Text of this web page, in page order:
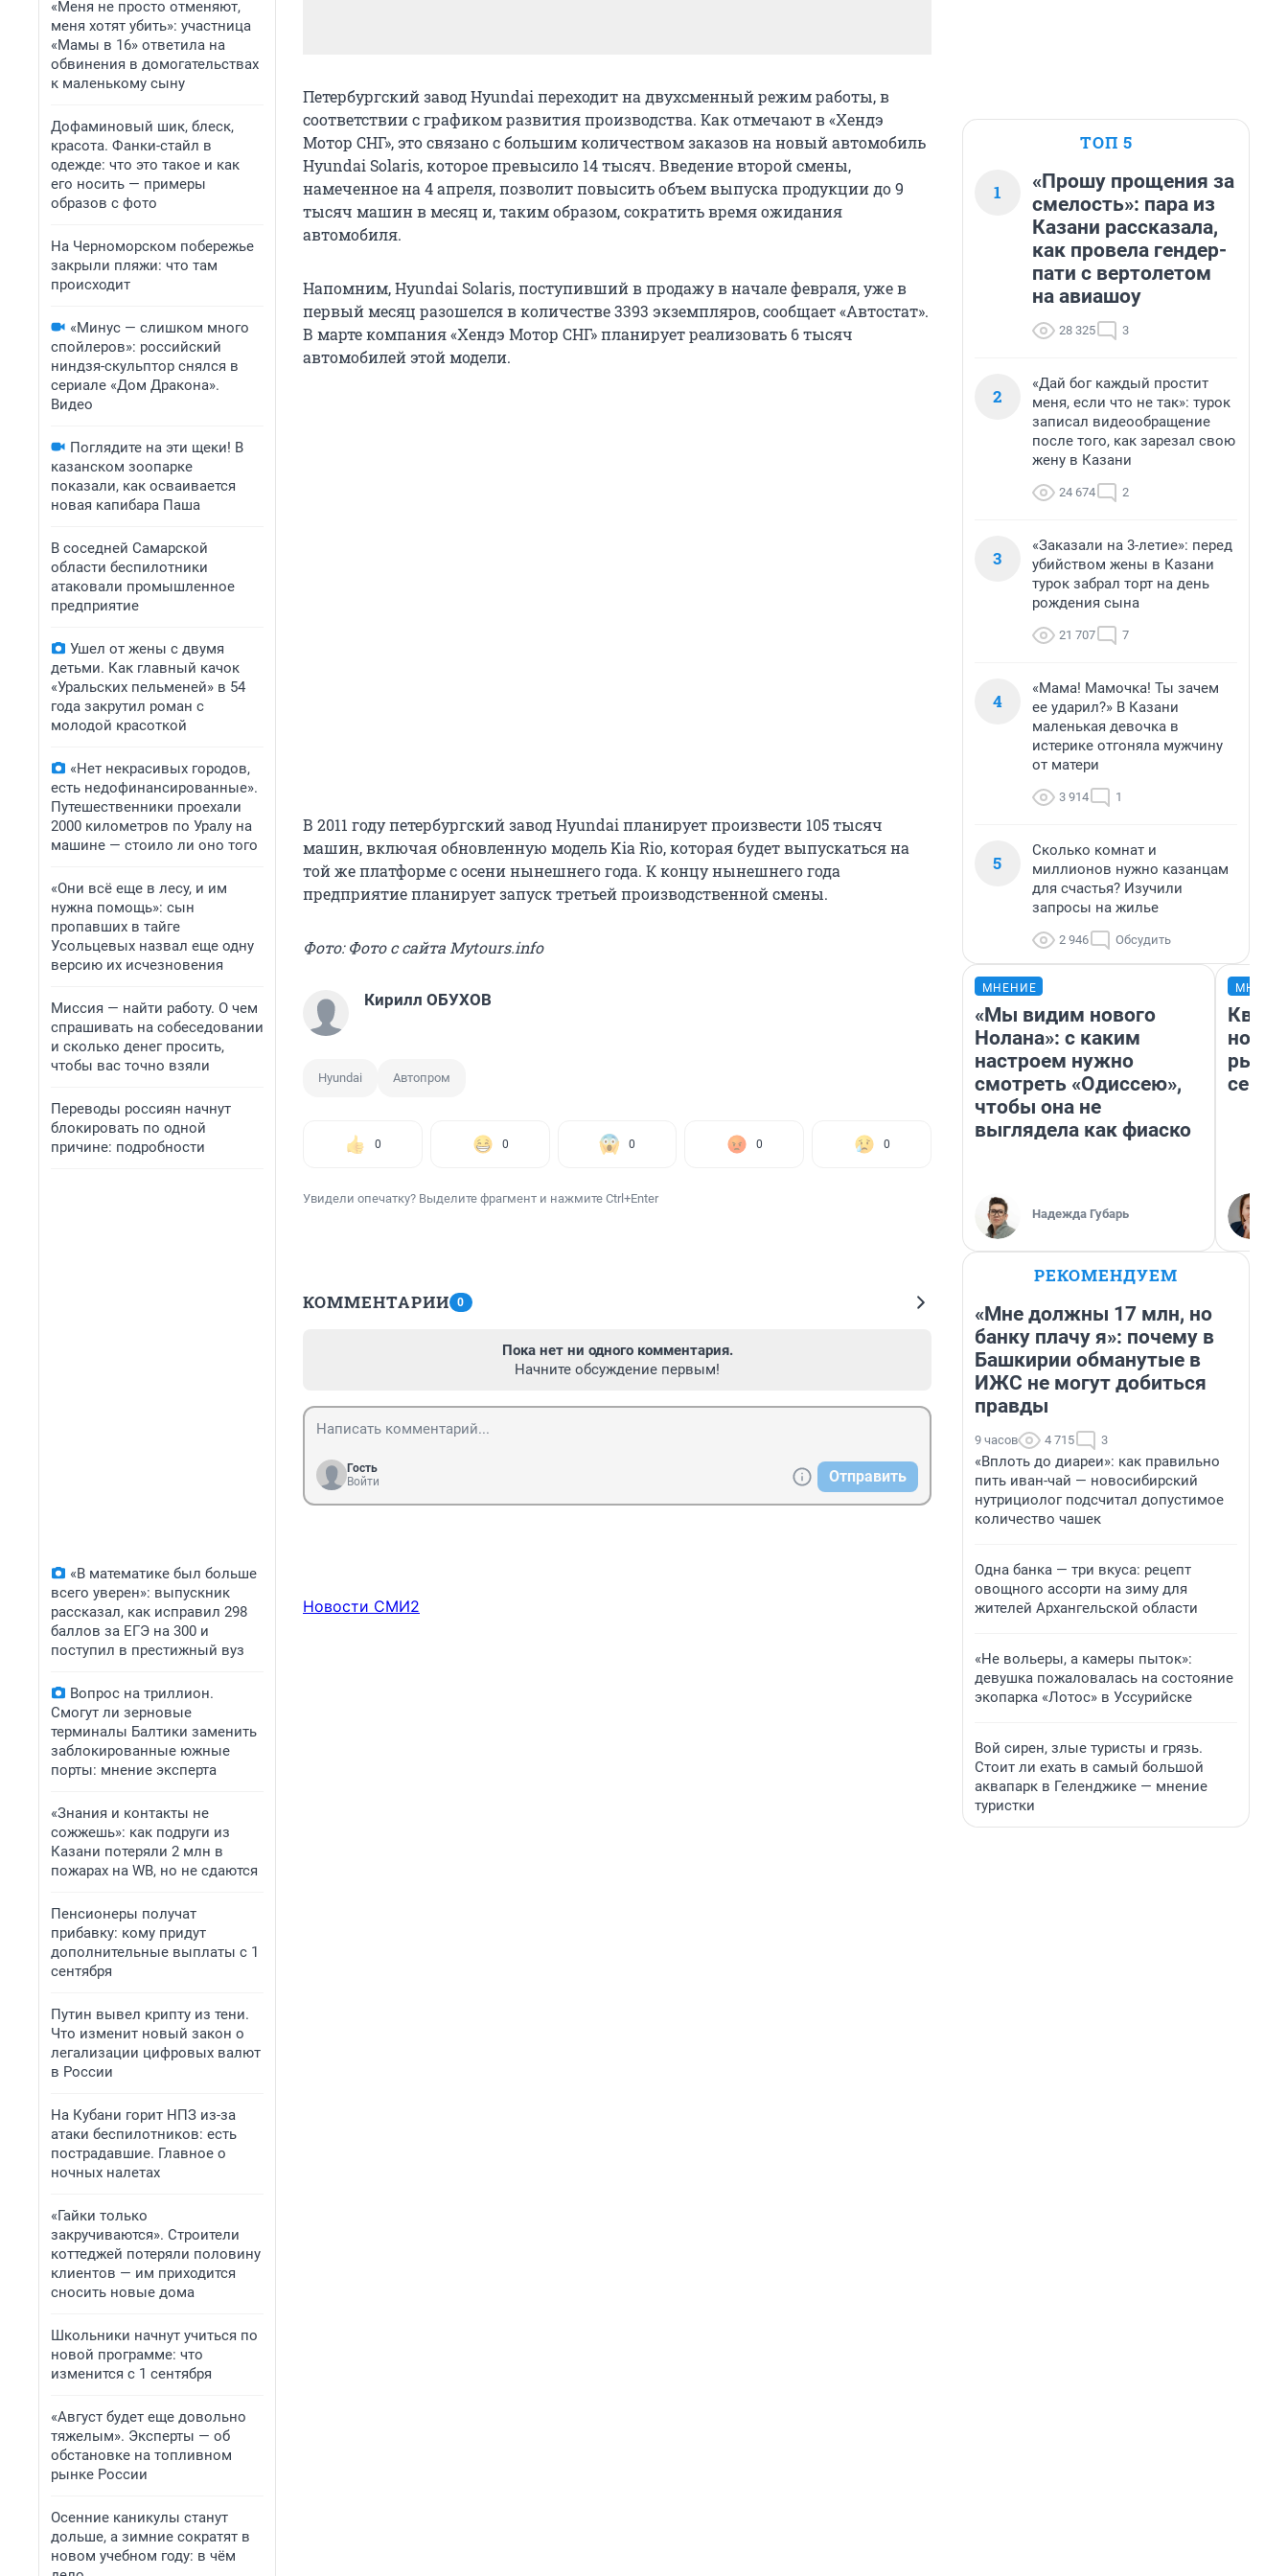
«Меня не просто отменяют,
меня хотят убить»: участница
«Мамы в 16» ответила на
обвинения в домогательствах
к маленькому сыну
Дофаминовый шик, блеск,
красота. Фанки-стайл в
одежде: что это такое и как
его носить — примеры
образов с фото
На Черноморском побережье
закрыли пляжи: что там
происходит
«Минус — слишком много
спойлеров»: российский
ниндзя-скульптор снялся в
сериале «Дом Дракона».
Видео
Поглядите на эти щеки! В
казанском зоопарке
показали, как осваивается
новая капибара Паша
В соседней Самарской
области беспилотники
атаковали промышленное
предприятие
Ушел от жены с двумя
детьми. Как главный качок
«Уральских пельменей» в 54
года закрутил роман с
молодой красоткой
«Нет некрасивых городов,
есть недофинансированные».
Путешественники проехали
2000 километров по Уралу на
машине — стоило ли оно того
«Они всё еще в лесу, и им
нужна помощь»: сын
пропавших в тайге
Усольцевых назвал еще одну
версию их исчезновения
Миссия — найти работу. О чем
спрашивать на собеседовании
и сколько денег просить,
чтобы вас точно взяли
Переводы россиян начнут
блокировать по одной
причине: подробности
«В математике был больше
всего уверен»: выпускник
рассказал, как исправил 298
баллов за ЕГЭ на 300 и
поступил в престижный вуз
Вопрос на триллион.
Смогут ли зерновые
терминалы Балтики заменить
заблокированные южные
порты: мнение эксперта
«Знания и контакты не
сожжешь»: как подруги из
Казани потеряли 2 млн в
пожарах на WB, но не сдаются
Пенсионеры получат
прибавку: кому придут
дополнительные выплаты с 1
сентября
Путин вывел крипту из тени.
Что изменит новый закон о
легализации цифровых валют
в России
На Кубани горит НПЗ из-за
атаки беспилотников: есть
пострадавшие. Главное о
ночных налетах
«Гайки только
закручиваются». Строители
коттеджей потеряли половину
клиентов — им приходится
сносить новые дома
Школьники начнут учиться по
новой программе: что
изменится с 1 сентября
«Август будет еще довольно
тяжелым». Эксперты — об
обстановке на топливном
рынке России
Осенние каникулы станут
дольше, а зимние сократят в
новом учебном году: в чём
Петербургский завод Hyundai переходит на двухсменный режим работы, в
соответствии с графиком развития производства. Как отмечают в «Хендэ
Мотор СНГ», это связано с большим количеством заказов на новый автомобиль
Hyundai Solaris, которое превысило 14 тысяч. Введение второй смены,
намеченное на 4 апреля, позволит повысить объем выпуска продукции до 9
тысяч машин в месяц и, таким образом, сократить время ожидания
автомобиля.
Напомним, Hyundai Solaris, поступивший в продажу в начале февраля, уже в
первый месяц разошелся в количестве 3393 экземпляров, сообщает «Автостат».
В марте компания «Хендэ Мотор СНГ» планирует реализовать 6 тысяч
автомобилей этой модели.
В 2011 году петербургский завод Hyundai планирует произвести 105 тысяч
машин, включая обновленную модель Kia Rio, которая будет выпускаться на
той же платформе с осени нынешнего года. К концу нынешнего года
предприятие планирует запуск третьей производственной смены.
Фото: Фото с сайта Mytours.info
Кирилл ОБУХОВ
Hyundai Автопром
0 0 0 0 0
Увидели опечатку? Выделите фрагмент и нажмите Ctrl+Enter
КОММЕНТАРИИ 0
Пока нет ни одного комментария.
Начните обсуждение первым!
Гость
Войти
Отправить
Новости СМИ2
ТОП 5
1
«Прошу прощения за
смелость»: пара из
Казани рассказала,
как провела гендер-
пати с вертолетом
на авиашоу
28 325 3
2
«Дай бог каждый простит
меня, если что не так»: турок
записал видеообращение
после того, как зарезал свою
жену в Казани
24 674 2
3
«Заказали на 3-летие»: перед
убийством жены в Казани
турок забрал торт на день
рождения сына
21 707 7
4
«Мама! Мамочка! Ты зачем
ее ударил?» В Казани
маленькая девочка в
истерике отгоняла мужчину
от матери
3 914 1
5
Сколько комнат и
миллионов нужно казанцам
для счастья? Изучили
запросы на жилье
2 946 Обсудить
МНЕНИЕ
«Мы видим нового
Нолана»: с каким
настроем нужно
смотреть «Одиссею»,
чтобы она не
выглядела как фиаско
Надежда Губарь
но
РЕКОМЕНДУЕМ
«Мне должны 17 млн, но
банку плачу я»: почему в
Башкирии обманутые в
ИЖС не могут добиться
правды
9 часов 4 715 3
«Вплоть до диареи»: как правильно
пить иван-чай — новосибирский
нутрициолог подсчитал допустимое
количество чашек
Одна банка — три вкуса: рецепт
овощного ассорти на зиму для
жителей Архангельской области
«Не вольеры, а камеры пыток»:
девушка пожаловалась на состояние
экопарка «Лотос» в Уссурийске
Вой сирен, злые туристы и грязь.
Стоит ли ехать в самый большой
аквапарк в Геленджике — мнение
туристки